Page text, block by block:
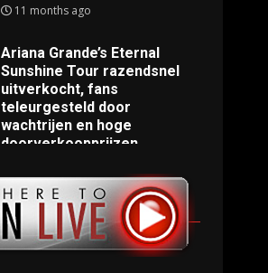
11 months ago
Ariana Grande’s Eternal
Sunshine Tour razendsnel
uitverkocht, fans
teleurgesteld door
wachtrijen en hoge
doorverkoopprijzen